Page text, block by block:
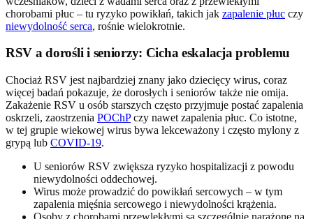
chorobami płuc – tu ryzyko powikłań, takich jak zapalenie płuc czy
niewydolność serca, rośnie wielokrotnie.
RSV a dorośli i seniorzy: Cicha eskalacja problemu
Chociaż RSV jest najbardziej znany jako dziecięcy wirus, coraz
więcej badań pokazuje, że dorosłych i seniorów także nie omija.
Zakażenie RSV u osób starszych często przyjmuje postać zapalenia
oskrzeli, zaostrzenia POChPczy nawet zapalenia płuc. Co istotne,
w tej grupie wiekowej wirus bywa lekceważony i często mylony z
grypą lub COVID-19.
U seniorów RSV zwiększa ryzyko hospitalizacji z powodu
niewydolności oddechowej.
Wirus może prowadzić do powikłań sercowych – w tym
zapalenia mięśnia sercowego i niewydolności krążenia.
Osoby z chorobami przewlekłymi są szczególnie narażone na